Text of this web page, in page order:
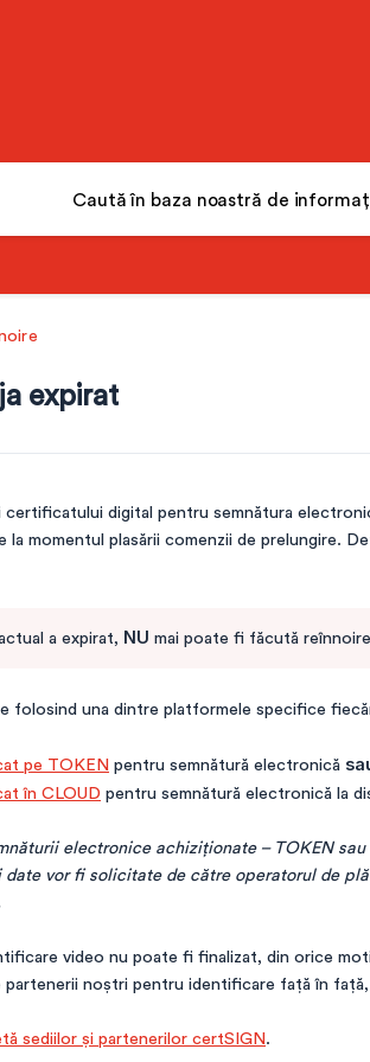
expirat
certificatului digital pentru semnătura
la momentul plasării comenzii de prelungire.
a expirat, NU mai poate fi făcută
folosind una dintre platformele specifice
pe TOKEN pentru semnătură electronică
în CLOUD pentru semnătură electronică la
electronice achiziţionate – TOKEN
date vor fi solicitate de către operatorul de
video nu poate fi finalizat, din orice
partenerii noștri pentru identificare față în
sediilor și partenerilor certSIGN.